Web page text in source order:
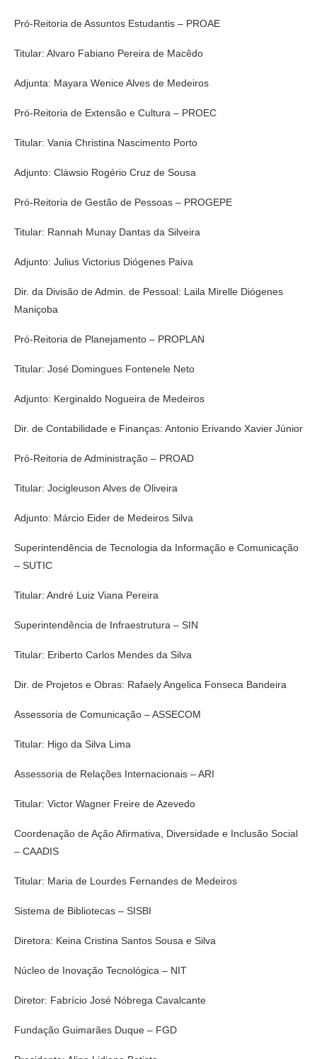
Pró-Reitoria de Assuntos Estudantis – PROAE
Titular: Alvaro Fabiano Pereira de Macêdo
Adjunta: Mayara Wenice Alves de Medeiros
Pró-Reitoria de Extensão e Cultura – PROEC
Titular: Vania Christina Nascimento Porto
Adjunto: Cláwsio Rogério Cruz de Sousa
Pró-Reitoria de Gestão de Pessoas – PROGEPE
Titular: Rannah Munay Dantas da Silveira
Adjunto: Julius Victorius Diógenes Paiva
Dir. da Divisão de Admin. de Pessoal: Laila Mirelle Diógenes
Maniçoba
Pró-Reitoria de Planejamento – PROPLAN
Titular: José Domingues Fontenele Neto
Adjunto: Kerginaldo Nogueira de Medeiros
Dir. de Contabilidade e Finanças: Antonio Erivando Xavier Júnior
Pró-Reitoria de Administração – PROAD
Titular: Jocigleuson Alves de Oliveira
Adjunto: Márcio Eider de Medeiros Silva
Superintendência de Tecnologia da Informação e Comunicação
– SUTIC
Titular: André Luiz Viana Pereira
Superintendência de Infraestrutura – SIN
Titular: Eriberto Carlos Mendes da Silva
Dir. de Projetos e Obras: Rafaely Angelica Fonseca Bandeira
Assessoria de Comunicação – ASSECOM
Titular: Higo da Silva Lima
Assessoria de Relações Internacionais – ARI
Titular: Victor Wagner Freire de Azevedo
Coordenação de Ação Afirmativa, Diversidade e Inclusão Social
– CAADIS
Titular: Maria de Lourdes Fernandes de Medeiros
Sistema de Bibliotecas – SISBI
Diretora: Keina Cristina Santos Sousa e Silva
Núcleo de Inovação Tecnológica – NIT
Diretor: Fabrício José Nóbrega Cavalcante
Fundação Guimarães Duque – FGD